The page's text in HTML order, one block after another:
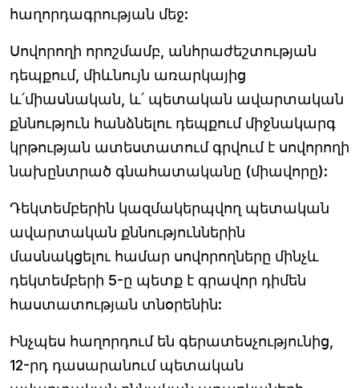
հաղորդագրության մեջ:
Սովորողի որոշմամբ, անհրաժեշտության
դեպքում, միևնույն առարկայից
և՛միասնական, և՛ պետական ավարտական
քննություն հանձնելու դեպքում միջնակարգ
կրթության ատեստատում գրվում է սովորողի
նախընտրած գնահատականը (միավորը):
Դեկտեմբերին կազմակերպվող պետական
ավարտական քննություններին
մասնակցելու համար սովորողները մինչև
դեկտեմբերի 5-ը պետք է գրավոր դիմեն
հաստատության տնօրենին:
Ինչպես հաղորդում են գերատեսչությունից,
12-րդ դասարանում պետական